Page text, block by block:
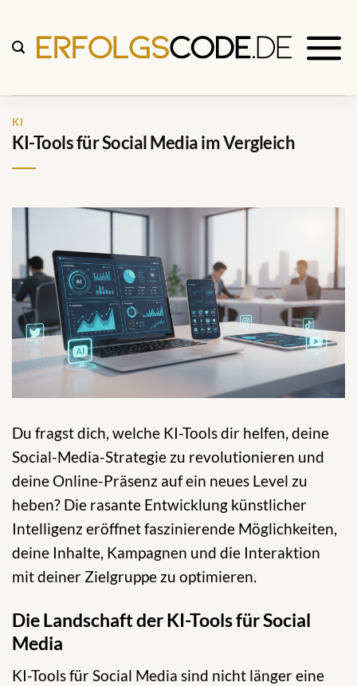
Inhalt
springen
KI
KI-Tools für Social Media im Vergleich
Du fragst dich, welche KI-Tools dir helfen, deine
Social-Media-Strategie zu revolutionieren und
deine Online-Präsenz auf ein neues Level zu
heben? Die rasante Entwicklung künstlicher
Intelligenz eröffnet faszinierende Möglichkeiten,
deine Inhalte, Kampagnen und die Interaktion
mit deiner Zielgruppe zu optimieren.
Die Landschaft der KI-Tools für Social
Media
KI-Tools für Social Media sind nicht länger eine